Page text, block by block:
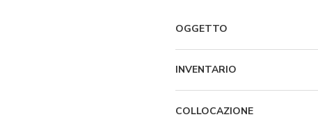
OGGETTO
INVENTARIO
COLLOCAZIONE